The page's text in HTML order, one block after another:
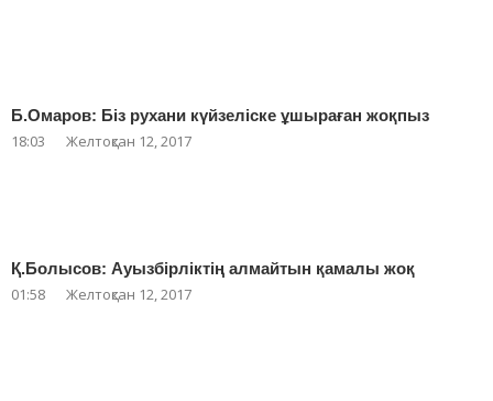
Б.Омаров: Біз рухани күйзеліске ұшыраған жоқпыз
18:03 Желтоқсан 12, 2017
Қ.Болысов: Ауызбірліктің алмайтын қамалы жоқ
01:58 Желтоқсан 12, 2017